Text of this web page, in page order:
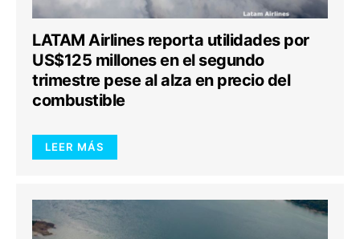
LATAM Airlines reporta utilidades por
US$125 millones en el segundo
trimestre pese al alza en precio del
combustible
LEER MÁS